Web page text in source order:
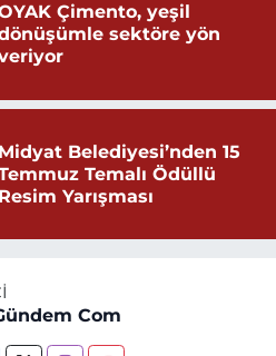
Çimento, yeşil
sektöre yön
Midyat Belediyesi’nden 15
Temalı Ödüllü
Resim Yarışması
Com